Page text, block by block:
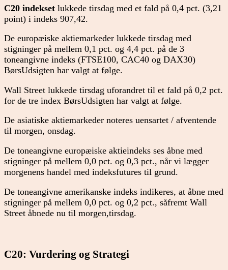
C20 indekset lukkede tirsdag med et fald på 0,4 pct. (3,21
point) i indeks 907,42.
De europæiske aktiemarkeder lukkede tirsdag med
stigninger på mellem 0,1 pct. og 4,4 pct. på de 3
toneangivne indeks (FTSE100, CAC40 og DAX30)
BørsUdsigten har valgt at følge.
Wall Street lukkede tirsdag uforandret til et fald på 0,2 pct.
for de tre index BørsUdsigten har valgt at følge.
De asiatiske aktiemarkeder noteres uensartet / afventende
til morgen, onsdag.
De toneangivne europæiske aktieindeks ses åbne med
stigninger på mellem 0,0 pct. og 0,3 pct., når vi lægger
morgenens handel med indeksfutures til grund.
De toneangivne amerikanske indeks indikeres, at åbne med
stigninger på mellem 0,0 pct. og 0,2 pct., såfremt Wall
Street åbnede nu til morgen,tirsdag.
C20: Vurdering og Strategi